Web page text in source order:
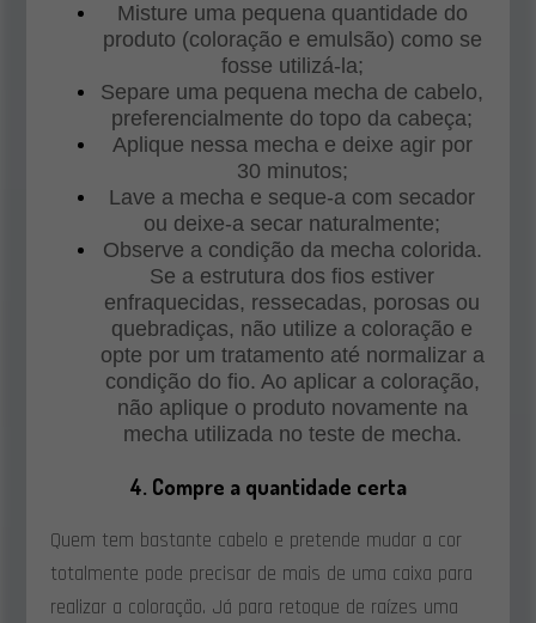
Misture uma pequena quantidade do
produto (coloração e emulsão) como se
fosse utilizá-la;
Separe uma pequena mecha de cabelo,
preferencialmente do topo da cabeça;
Aplique nessa mecha e deixe agir por
30 minutos;
Lave a mecha e seque-a com secador
ou deixe-a secar naturalmente;
Observe a condição da mecha colorida.
Se a estrutura dos fios estiver
enfraquecidas, ressecadas, porosas ou
quebradiças, não utilize a coloração e
opte por um tratamento até normalizar a
condição do fio. Ao aplicar a coloração,
não aplique o produto novamente na
mecha utilizada no teste de mecha.
4. Compre a quantidade certa
Quem tem bastante cabelo e pretende mudar a cor
totalmente pode precisar de mais de uma caixa para
realizar a coloração. Já para retoque de raízes uma